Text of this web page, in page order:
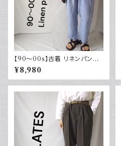
【90～00s】古着 リネンパンツ
ストライプ ライトブルー 夏 スラ
ックス
¥8,980